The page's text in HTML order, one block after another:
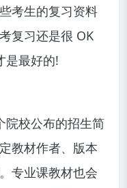
考生的复习资料
复习还是很 OK
是最好的!
院校公布的招生简
教材作者、版本
专业课教材也会